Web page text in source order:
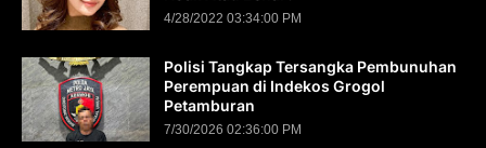
4/28/2022 03:34:00 PM
Polisi Tangkap Tersangka Pembunuhan
Perempuan di Indekos Grogol
Petamburan
7/30/2026 02:36:00 PM